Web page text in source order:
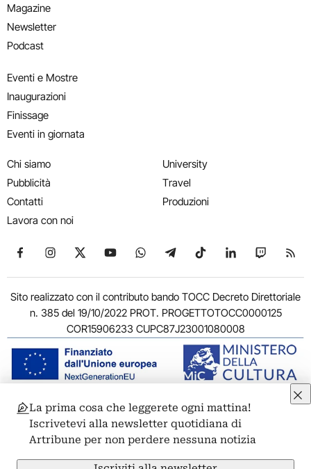
Magazine
Newsletter
Podcast
Eventi e Mostre
Inaugurazioni
Finissage
Eventi in giornata
Chi siamo
Pubblicità
Contatti
Lavora con noi
University
Travel
Produzioni
Seguici su Facebook
Seguici su Instagram
Seguici su X
Seguici su YouTube
Seguici su WhatsApp
Seguici su Telegram
Seguici su TikTok
Seguici su
Seguici
Sito realizzato con il contributo bando TOCC Decreto Direttoriale
n. 385 del 19/10/2022 PROT. PROGETTOTOCC0000125
COR15906233 CUPC87J23001080008
© 2011-2026 ARTRIBUNE srl – Corso Vittorio Emanuele II, 287 –
00186 Roma - P.I. 11381581005
Privacy: Responsabile della protezione dei dati personali
ARTRIBUNE srl – Corso Vittorio Emanuele II, 287 – 00186 Roma
La prima cosa che leggerete ogni mattina!
Iscrivetevi alla newsletter quotidiana di
Artribune per non perdere nessuna notizia